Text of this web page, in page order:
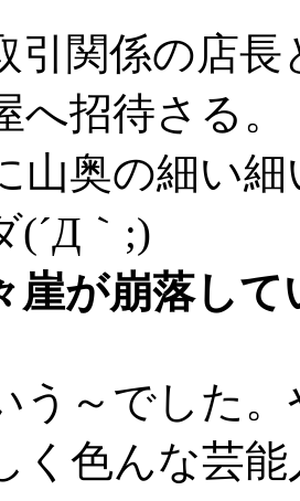
引関係の店
へ招待さる。
山奥の細い
(´Д｀;)
崖が崩落し
う～でした
く色んな芸